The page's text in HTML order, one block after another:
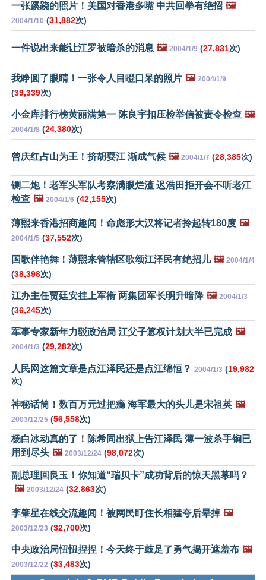
一张蹊跷的照片！美国对香港多嘴 中共回拳有绝招 🖼️
2004/1/10 (31,882次)
一件说出来能让江罗被暗杀的消息 🖼️ 2004/1/9 (27,831次)
我睁圆了眼睛！一张令人目瞪口呆的照片 🖼️ 2004/1/9
(39,339次)
小金库排行榜黄丽满第一 陈良宇扣压检举信被责令检查 🖼️
2004/1/8 (24,380次)
曾庆红占山为王！挤胡耍江 渐成气候 🖼️ 2004/1/7 (28,385次)
铡二炮！老军头军队考察满眼烂渣 迟浩田拒开会不听老江
检查 🖼️ 2004/1/6 (42,155次)
薄熙来香港招商趣闻！命彪形大汉将记者拎起转180度 🖼️
2004/1/5 (37,552次)
国歌伴艳舞！薄熙来管辖区歌颂江泽民有绝招儿 🖼️ 2004/1/4
(38,398次)
江办主任贾廷安挂上军衔 两集团军长明升暗降 🖼️ 2004/1/3
(36,245次)
军事专家新年力驳政治局 江父子篡权计划大半已完成 🖼️
2004/1/3 (29,282次)
人民网这篇文章是点江泽民还是点江绵恒？ 2004/1/3 (19,982
次)
神秘话筒！数百万元过把瘾 海军最大的头儿是宋祖英 🖼️
2003/12/25 (56,558次)
杨白冰动真的了！陈希同出狱上告江泽民 薄一波杀手锏已
用到尽头 🖼️ 2003/12/24 (98,072次)
副总理回良玉！你知道“瑞贝卡”成功背后的惊天黑幕吗？
🖼️ 2003/12/24 (32,863次)
李肇星在线交流趣闻！被网民盯住长相猛夸后晕掉 🖼️
2003/12/23 (32,700次)
中央政治局忸忸捏捏！今天终于鼓足了勇气揭开遮羞布 🖼️
2003/12/22 (33,483次)